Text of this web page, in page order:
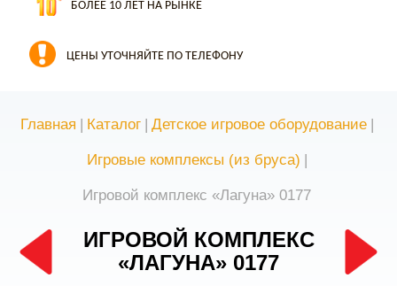
БОЛЕЕ 10 ЛЕТ НА РЫНКЕ
ЦЕНЫ УТОЧНЯЙТЕ ПО ТЕЛЕФОНУ
Главная | Каталог | Детское игровое оборудование |
Игровые комплексы (из бруса) |
Игровой комплекс «Лагуна» 0177
ИГРОВОЙ КОМПЛЕКС
«ЛАГУНА» 0177